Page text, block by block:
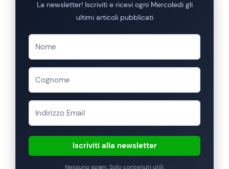
La newsletter! Iscriviti e ricevi ogni Mercoledi gli
ultimi articoli pubblicati
Iscriviti alla newsletter
Nessuno spam. Solo contenuti utili.